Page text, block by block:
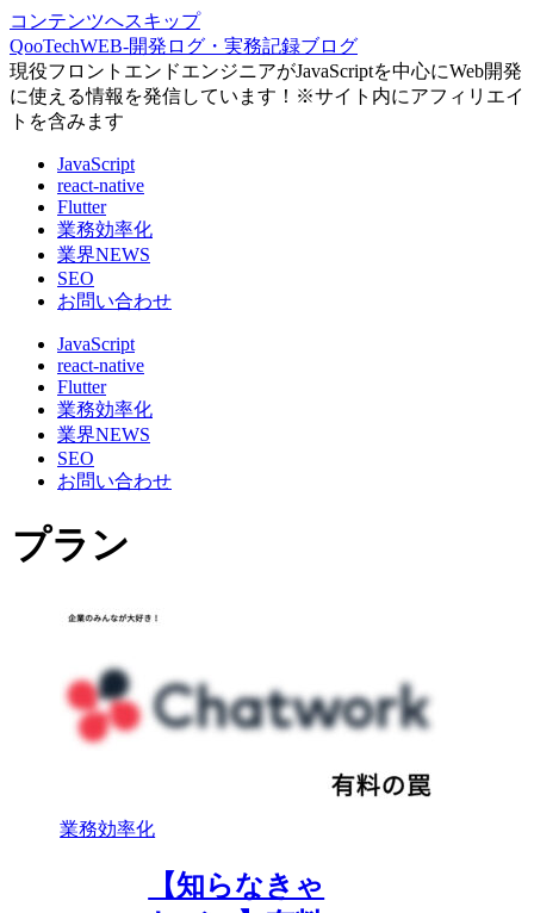
コンテンツへスキップ
QooTechWEB-開発ログ・実務記録ブログ
現役フロントエンドエンジニアがJavaScriptを中心にWeb開発
に使える情報を発信しています！※サイト内にアフィリエイ
トを含みます
JavaScript
react-native
Flutter
業務効率化
業界NEWS
SEO
お問い合わせ
JavaScript
react-native
Flutter
業務効率化
業界NEWS
SEO
お問い合わせ
プラン
業務効率化
【知らなきゃ